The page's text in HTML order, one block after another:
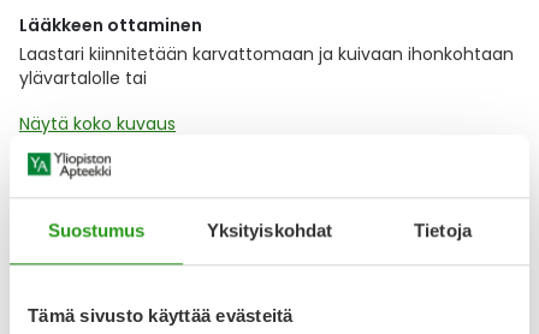
Suostumus Yksityiskohdat Tietoja
Tämä sivusto käyttää evästeitä
Lääkkeen ottaminen
Laastari kiinnitetään karvattomaan ja kuivaan ihonkohtaan
ylävartalolle tai
Näytä koko kuvaus
palautusoikeutta.